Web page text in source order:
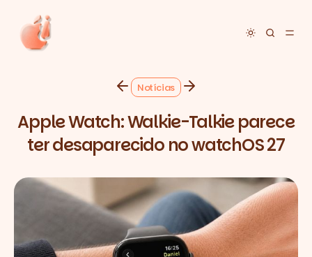
Toggle
Notícias
Apple Watch: Walkie-Talkie parece
ter desaparecido no watchOS 27